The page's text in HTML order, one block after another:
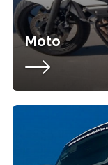
Moto